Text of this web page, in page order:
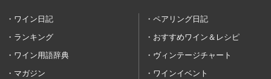
ワイン日記
ペアリング日記
ランキング
おすすめワイン＆レシピ
ワイン用語辞典
ヴィンテージチャート
マガジン
ワインイベント